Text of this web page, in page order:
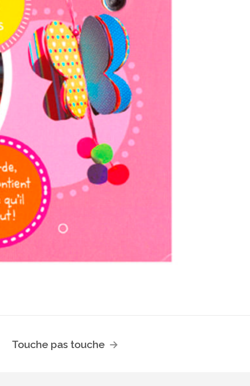
Touche pas touche